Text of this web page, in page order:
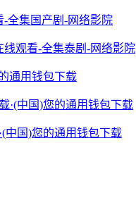
-全集国产剧-网络影院
线观看-全集泰剧-网络影院
通用钱包下载
·(中国)您的通用钱包下载
中国)您的通用钱包下载